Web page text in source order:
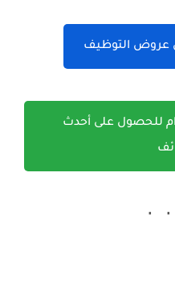
عروض التوظيف
للحصول على أحدث